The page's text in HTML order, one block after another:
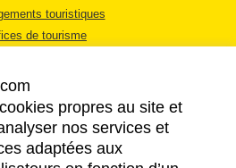
touristiques
de tourisme
LÉGALES
propres au site et
nos services et
adaptées aux